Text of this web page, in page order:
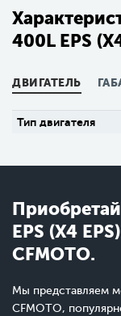
400L EPS
ДВИГАТЕЛЬ
Тип двигателя
EPS (X4
CFMOTO.
Мы представляем
CFMOTO,